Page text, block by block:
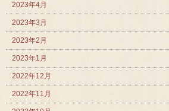
2023年4月
2023年3月
2023年2月
2023年1月
2022年12月
2022年11月